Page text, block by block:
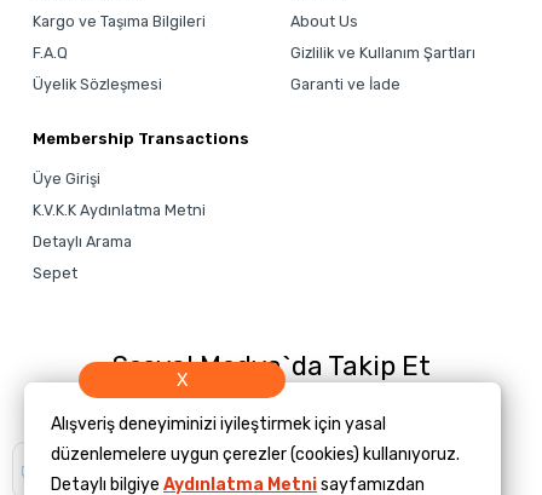
Kargo ve Taşıma Bilgileri
F.A.Q
Üyelik Sözleşmesi
About Us
Gizlilik ve Kullanım Şartları
Garanti ve İade
Membership Transactions
Üye Girişi
K.V.K.K Aydınlatma Metni
Detaylı Arama
Sepet
Sosyal Medya`da Takip Et
Size yardımcı
misiniz?
X
Alışveriş deneyiminizi iyileştirmek için yasal
düzenlemelere uygun çerezler (cookies) kullanıyoruz.
Detaylı bilgiye Aydınlatma Metnisayfamızdan